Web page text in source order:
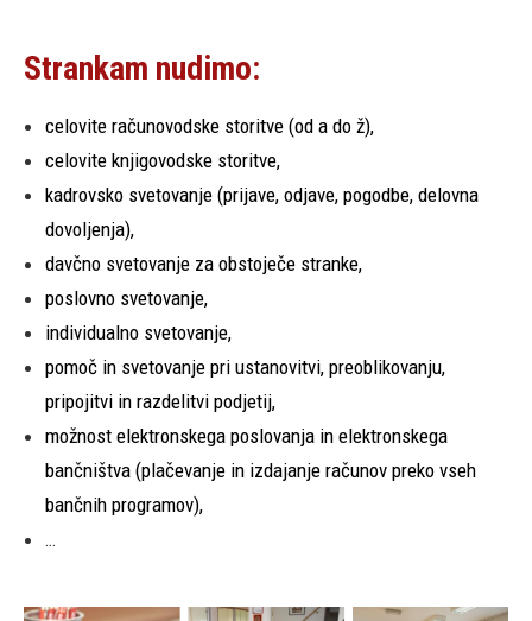
Strankam nudimo:
celovite računovodske storitve (od a do ž),
celovite knjigovodske storitve,
kadrovsko svetovanje (prijave, odjave, pogodbe, delovna
dovoljenja),
davčno svetovanje za obstoječe stranke,
poslovno svetovanje,
individualno svetovanje,
pomoč in svetovanje pri ustanovitvi, preoblikovanju,
pripojitvi in razdelitvi podjetij,
možnost elektronskega poslovanja in elektronskega
bančništva (plačevanje in izdajanje računov preko vseh
bančnih programov),
…